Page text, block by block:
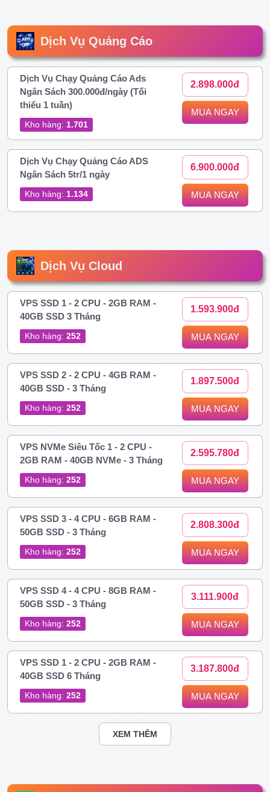
Dịch Vụ Quảng Cáo
Dịch Vụ Chạy Quảng Cáo Ads
Ngân Sách 300.000đ/ngày (Tối
thiểu 1 tuần)
Kho hàng: 1.701
2.898.000đ
MUA NGAY
Dịch Vụ Chạy Quảng Cáo ADS
Ngân Sách 5tr/1 ngày
Kho hàng: 1.134
6.900.000đ
MUA NGAY
Dịch Vụ Cloud
VPS SSD 1 - 2 CPU - 2GB RAM -
40GB SSD 3 Tháng
Kho hàng: 252
1.593.900đ
MUA NGAY
VPS SSD 2 - 2 CPU - 4GB RAM -
40GB SSD - 3 Tháng
Kho hàng: 252
1.897.500đ
MUA NGAY
VPS NVMe Siêu Tốc 1 - 2 CPU -
2GB RAM - 40GB NVMe - 3 Tháng
Kho hàng: 252
2.595.780đ
MUA NGAY
VPS SSD 3 - 4 CPU - 6GB RAM -
50GB SSD - 3 Tháng
Kho hàng: 252
2.808.300đ
MUA NGAY
VPS SSD 4 - 4 CPU - 8GB RAM -
50GB SSD - 3 Tháng
Kho hàng: 252
3.111.900đ
MUA NGAY
VPS SSD 1 - 2 CPU - 2GB RAM -
40GB SSD 6 Tháng
Kho hàng: 252
3.187.800đ
MUA NGAY
XEM THÊM